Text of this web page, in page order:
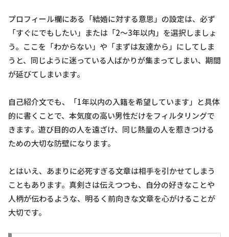
プロフィール欄にある「結婚に対する意思」の設定は、必ず
「すぐにでもしたい」または「2〜3年以内」を選択しましょ
う。ここを「わからない」や「まずは友達から」にしてしま
うと、同じように迷っている人ばかりが集まってしまい、期間
が延びてしまいます。
自己紹介文でも、「1年以内の入籍を希望しています」と具体
的に書くことで、本気度の高い男性だけをフィルタリングで
きます。遊び目的の人を遠ざけ、同じ熱量の人を惹きつける
ための大切な防壁になります。
とはいえ、あまりに必死すぎる文章は相手を引かせてしまう
こともあります。真剣さは伝えつつも、自分の好きなことや
人柄が伝わるような、明るく前向きな文章を心がけることが
大切です。